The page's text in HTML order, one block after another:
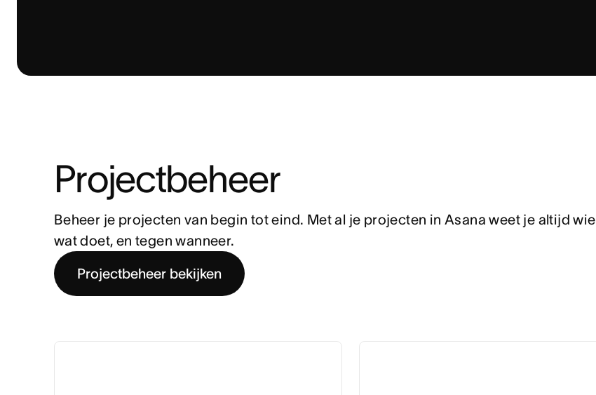
Projectbeheer
Beheer je projecten van begin tot eind. Met al je projecten in Asana weet je altijd wie
wat doet, en tegen wanneer.
Projectbeheer bekijken